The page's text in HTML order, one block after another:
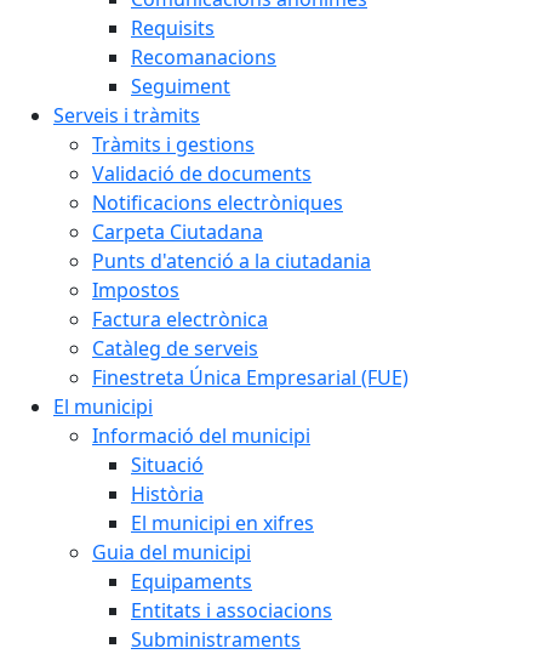
Requisits
Recomanacions
Seguiment
Serveis i tràmits
Tràmits i gestions
Validació de documents
Notificacions electròniques
Carpeta Ciutadana
Punts d'atenció a la ciutadania
Impostos
Factura electrònica
Catàleg de serveis
Finestreta Única Empresarial (FUE)
El municipi
Informació del municipi
Situació
Història
El municipi en xifres
Guia del municipi
Equipaments
Entitats i associacions
Subministraments